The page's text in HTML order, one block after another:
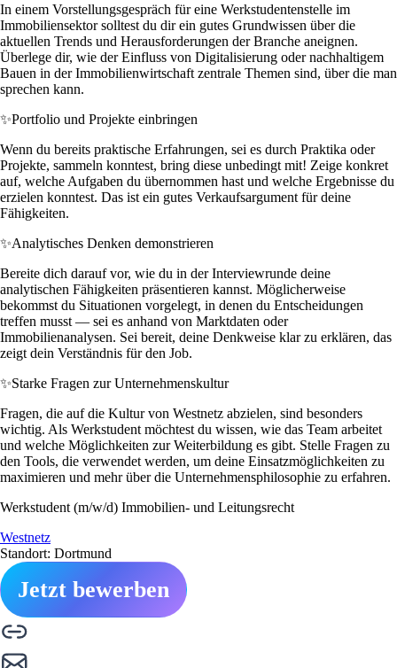
In einem Vorstellungsgespräch für eine Werkstudentenstelle im
Immobiliensektor solltest du dir ein gutes Grundwissen über die
aktuellen Trends und Herausforderungen der Branche aneignen.
Überlege dir, wie der Einfluss von Digitalisierung oder nachhaltigem
Bauen in der Immobilienwirtschaft zentrale Themen sind, über die man
sprechen kann.
✨Portfolio und Projekte einbringen
Wenn du bereits praktische Erfahrungen, sei es durch Praktika oder
Projekte, sammeln konntest, bring diese unbedingt mit! Zeige konkret
auf, welche Aufgaben du übernommen hast und welche Ergebnisse du
erzielen konntest. Das ist ein gutes Verkaufsargument für deine
Fähigkeiten.
✨Analytisches Denken demonstrieren
Bereite dich darauf vor, wie du in der Interviewrunde deine
analytischen Fähigkeiten präsentieren kannst. Möglicherweise
bekommst du Situationen vorgelegt, in denen du Entscheidungen
treffen musst — sei es anhand von Marktdaten oder
Immobilienanalysen. Sei bereit, deine Denkweise klar zu erklären, das
zeigt dein Verständnis für den Job.
✨Starke Fragen zur Unternehmenskultur
Fragen, die auf die Kultur von Westnetz abzielen, sind besonders
wichtig. Als Werkstudent möchtest du wissen, wie das Team arbeitet
und welche Möglichkeiten zur Weiterbildung es gibt. Stelle Fragen zu
den Tools, die verwendet werden, um deine Einsatzmöglichkeiten zu
maximieren und mehr über die Unternehmensphilosophie zu erfahren.
Werkstudent (m/w/d) Immobilien- und Leitungsrecht
Westnetz
Standort: Dortmund
Jetzt bewerben